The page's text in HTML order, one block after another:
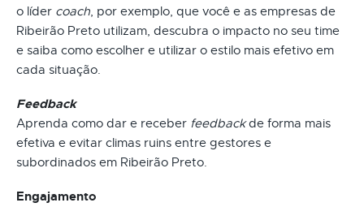
o líder coach, por exemplo, que você e as empresas de
Ribeirão Preto utilizam, descubra o impacto no seu time
e saiba como escolher e utilizar o estilo mais efetivo em
cada situação.
Feedback
Aprenda como dar e receber feedbackde forma mais
efetiva e evitar climas ruins entre gestores e
subordinados em Ribeirão Preto.
Engajamento